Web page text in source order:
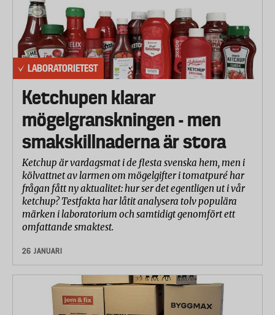
LABORATORIETEST
Ketchupen klarar
mögelgranskningen - men
smakskillnaderna är stora
Ketchup är vardagsmat i de flesta svenska hem, men i
kölvattnet av larmen om mögelgifter i tomatpuré har
frågan fått ny aktualitet: hur ser det egentligen ut i vår
ketchup? Testfakta har låtit analysera tolv populära
märken i laboratorium och samtidigt genomfört ett
omfattande smaktest.
26 JANUARI